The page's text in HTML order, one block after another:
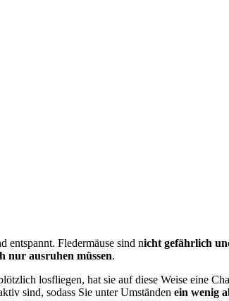
entspannt. Fledermäuse sind nicht gefährlich
nur ausruhen müssen.
losfliegen, hat sie auf diese Weise eine
sind, sodass Sie unter Umständen ein wenig